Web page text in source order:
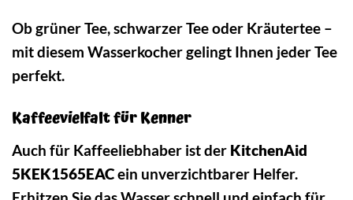
Ob grüner Tee, schwarzer Tee oder Kräutertee –
mit diesem Wasserkocher gelingt Ihnen jeder Tee
perfekt.
Kaffeevielfalt für Kenner
Auch für Kaffeeliebhaber ist der KitchenAid
5KEK1565EACein unverzichtbarer Helfer.